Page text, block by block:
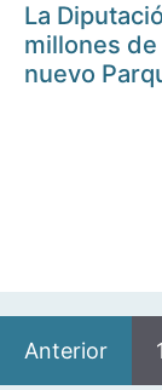
La
millones
nuevo
Anterior 1